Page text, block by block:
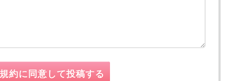
約に同意して投稿する